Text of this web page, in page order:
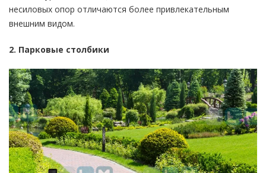
несиловых опор отличаются более привлекательным
внешним видом.
2. Парковые столбики